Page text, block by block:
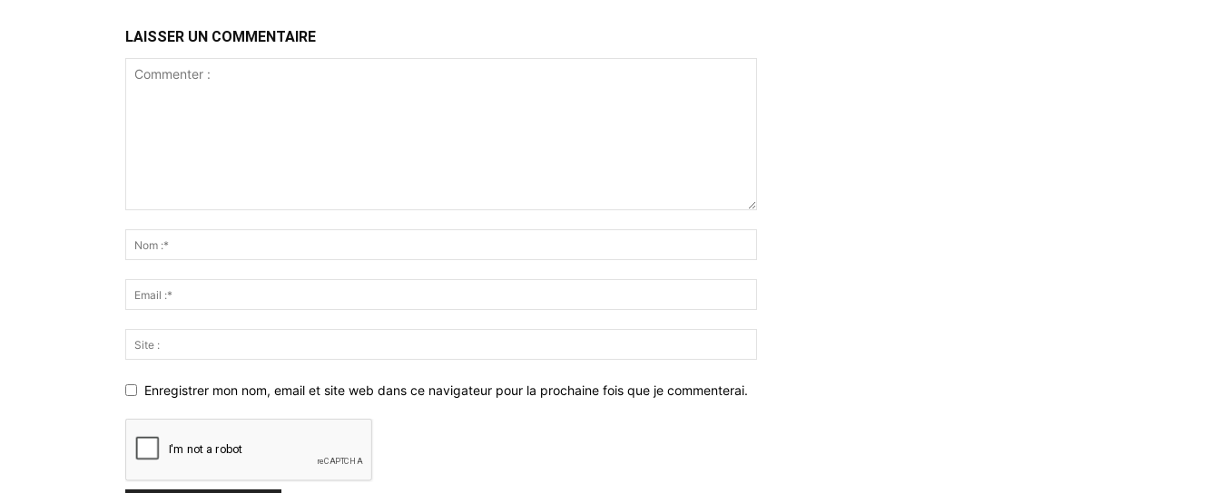
LAISSER UN COMMENTAIRE
Enregistrer mon nom, email et site web dans ce navigateur pour la prochaine fois que je commenterai.